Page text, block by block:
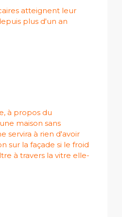
atteignent leur
plus d'un an
à propos du
maison sans
servira à rien d'avoir
sur la façade si le froid
à travers la vitre elle-